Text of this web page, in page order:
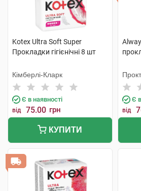
Kotex Ultra Soft Super
Прокладки гігієнічні 8 шт
Кімберлі-Кларк
Є в наявності
від 75.00 грн
КУПИТИ
Є
від